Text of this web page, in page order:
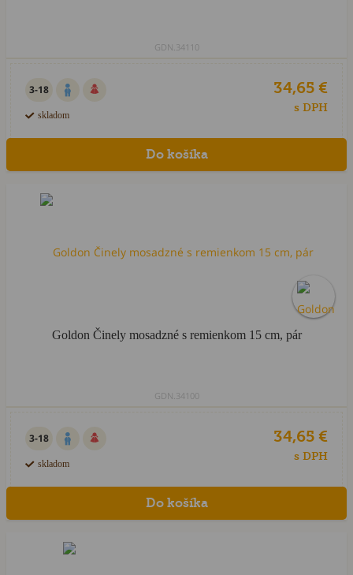
GDN.34110
3-18
skladom
34,65 €
s DPH
Goldon Činely mosadzné s remienkom 15 cm, pár
GDN.34100
3-18
skladom
34,65 €
s DPH